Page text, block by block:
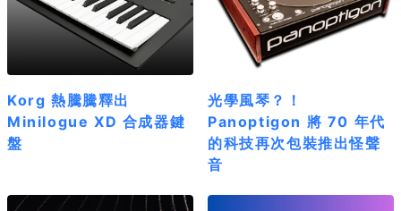
Korg 熱騰騰釋出
Minilogue XD 合成器鍵
盤
光學風琴？！
Panoptigon 將 70 年代
的科技再次包裝推出怪聲
音